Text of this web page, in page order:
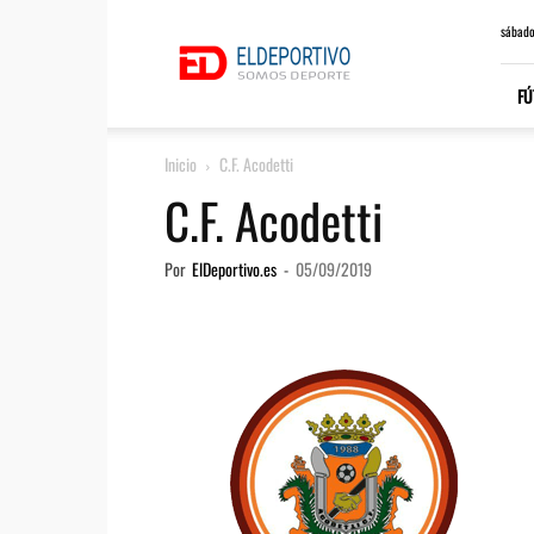
Inicio C.F. Acodetti
C.F. Acodetti
Por ElDeportivo.es - 05/09/2019